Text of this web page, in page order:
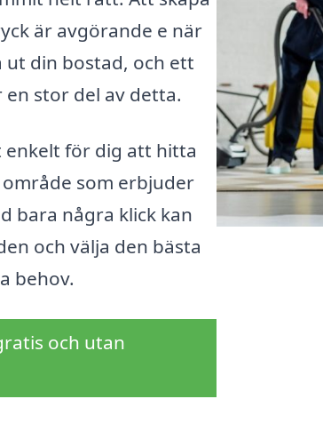
är avgörande e när
ut din bostad, och ett
stor del av detta.
för dig att hitta
som erbjuder
bara några klick kan
och välja den bästa
behov.
och utan